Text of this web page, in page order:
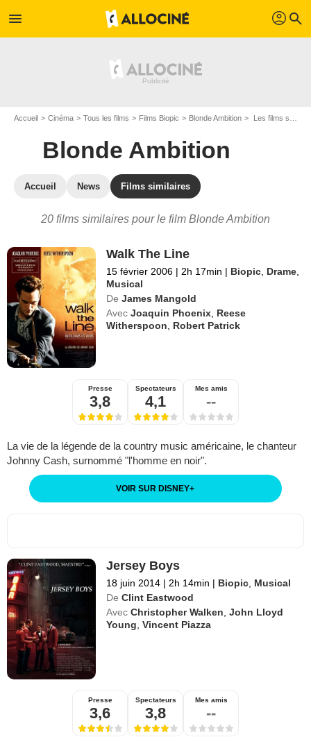
menu profil search
Accueil Cinéma Tous les films Films Biopic Blonde Ambition Les films similaires à "Blonde Ambition"
Blonde Ambition
Accueil News Films similaires
20 films similaires pour le film Blonde Ambition
Walk The Line
15 février 2006 | 2h 17min | Biopic Drame
Musical
De James Mangold
Avec Joaquin Phoenix Reese
Witherspoon
Robert Patrick
Presse
3,8
Spectateurs
4,1
Mes amis
--
La vie de la légende de la country music américaine, le chanteur
Johnny Cash, surnommé "l'homme en noir".
VOIR SUR DISNEY+
Jersey Boys
18 juin 2014 | 2h 14min | Biopic Musical
De Clint Eastwood
Avec Christopher Walken ,John Lloyd
Young ,Vincent Piazza
Presse
3,6
Spectateurs
3,8
Mes amis
--